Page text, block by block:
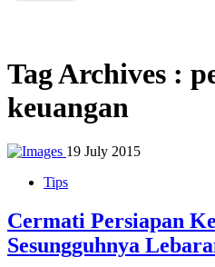
Tag Archives :
keuangan
19 July 2015
Tips
Cermati Persiapan
Sesungguhnya